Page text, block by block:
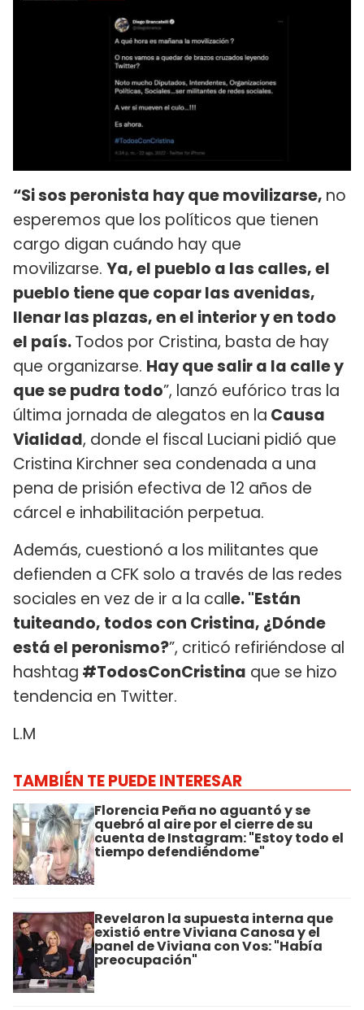
“Si sos peronista hay que movilizarse, no
esperemos que los políticos que tienen
cargo digan cuándo hay que
movilizarse. Ya, el pueblo a las calles, el
pueblo tiene que copar las avenidas,
llenar las plazas, en el interior y en todo
el país.Todos por Cristina, basta de hay
que organizarse. Hay que salir a la calle y
que se pudra todo”, lanzó eufórico tras la
última jornada de alegatos en la Causa
Vialidad, donde el fiscal Luciani pidió que
Cristina Kirchner sea condenada a una
pena de prisión efectiva de 12 años de
cárcel e inhabilitación perpetua.
Además, cuestionó a los militantes que
defienden a CFK solo a través de las redes
sociales en vez de ir a la calle."Están
tuiteando, todos con Cristina, ¿Dónde
está el peronismo?”, criticó refiriéndose al
hashtag #TodosConCristina que se hizo
tendencia en Twitter.
L.M
TAMBIÉN TE PUEDE INTERESAR
Florencia Peña no aguantó y se
quebró al aire por el cierre de su
cuenta de Instagram: "Estoy todo el
tiempo defendiéndome"
Revelaron la supuesta interna que
existió entre Viviana Canosa y el
panel de Viviana con Vos: "Había
preocupación"